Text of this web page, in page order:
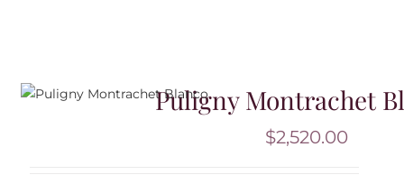
Puligny Montrachet
$2,520.00